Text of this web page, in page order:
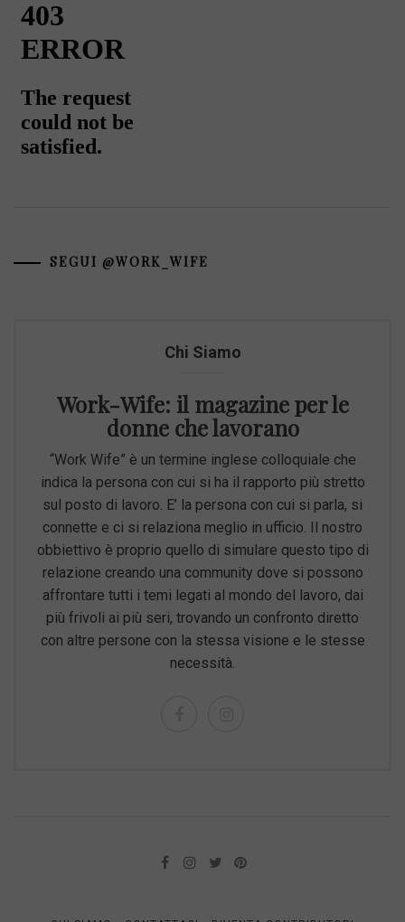
SEGUI @WORK_WIFE
Chi Siamo
Work-Wife: il magazine per le
donne che lavorano
“Work Wife” è un termine inglese colloquiale che
indica la persona con cui si ha il rapporto più stretto
sul posto di lavoro. E’ la persona con cui si parla, si
connette e ci si relaziona meglio in ufficio. Il nostro
obbiettivo è proprio quello di simulare questo tipo di
relazione creando una community dove si possono
affrontare tutti i temi legati al mondo del lavoro, dai
più frivoli ai più seri, trovando un confronto diretto
con altre persone con la stessa visione e le stesse
necessità.